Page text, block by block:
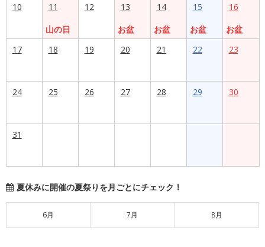
10
11
山の日
12
13
お盆
14
お盆
15
お盆
16
お盆
17
18 19 20 21 22 23
24 25 26 27 28 29 30
31
夏休みに開催の夏祭りを月ごとにチェック！
6月 7月 8月